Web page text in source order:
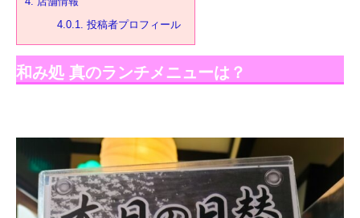
4.0.1. 投稿者プロフィール
和み処 真のランチメニューは？